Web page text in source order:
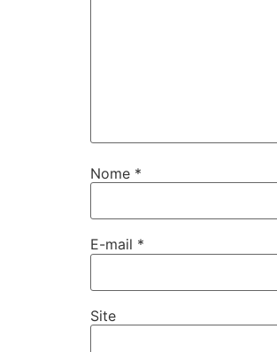
Nome *
E-mail *
Site